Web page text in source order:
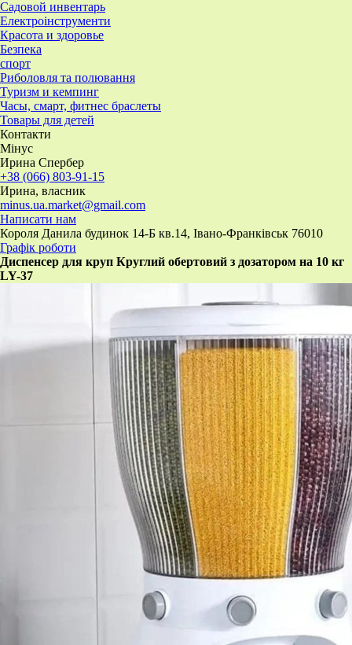
Садовой инвентарь
Електроінструменти
Красота и здоровье
Безпека
спорт
Риболовля та полювання
Туризм и кемпинг
Часы, смарт, фитнес браслеты
Товары для детей
Контакти
Мінус
Ирина Спербер
+38 (066) 803-91-15
Ирина, власник
minus.ua.market@gmail.com
Написати нам
Короля Данила будинок 14-Б кв.14, Івано-Франківськ 76010
Графік роботи
Диспенсер для круп Круглий обертовий з дозатором на 10 кг
LY-37